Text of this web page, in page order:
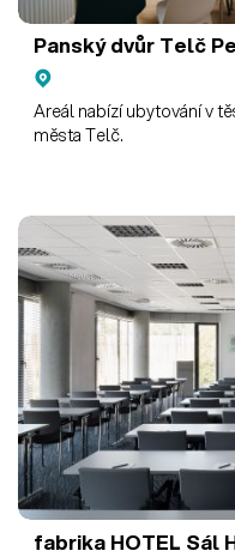
Panský dvůr Telč
Areál nabízí ubytování v
města Telč.
fabrika HOTEL Sál